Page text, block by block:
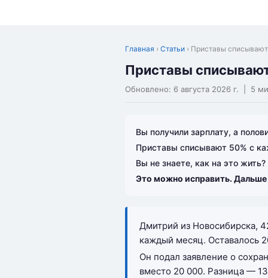
Главная › Статьи › Приставы
Приставы
Обновлено: 6 августа 2026 г. | 5
Вы получили зарплату, а
Приставы списывают 50% с
Вы не знаете, как на это жить?
Это можно исправить.
Дмитрий из Новосибирска,
каждый месяц. Оставалось
Он подал заявление о
вместо 20 000. Разница —